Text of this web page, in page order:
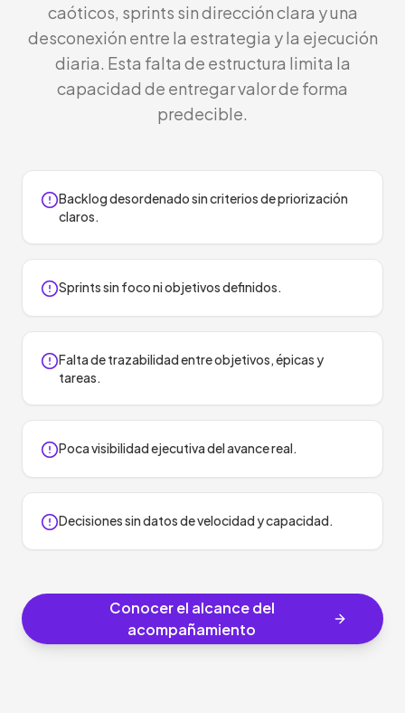
caóticos, sprints sin dirección clara y una
desconexión entre la estrategia y la ejecución
diaria. Esta falta de estructura limita la
capacidad de entregar valor de forma
predecible.
Backlog desordenado sin criterios de priorización
claros.
Sprints sin foco ni objetivos definidos.
Falta de trazabilidad entre objetivos, épicas y
tareas.
Poca visibilidad ejecutiva del avance real.
Decisiones sin datos de velocidad y capacidad.
Conocer el alcance del
acompañamiento